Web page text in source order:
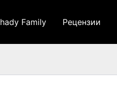
Family Рецензии